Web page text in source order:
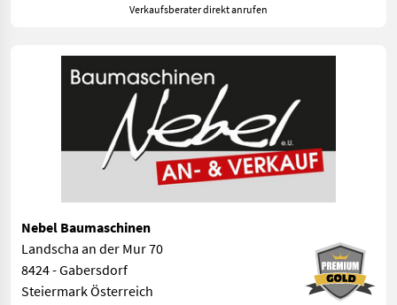
Verkaufsberater direkt anrufen
Nebel Baumaschinen
Landscha an der Mur 70
8424 - Gabersdorf
Steiermark Österreich